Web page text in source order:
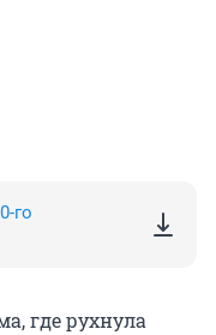
го
где рухнула